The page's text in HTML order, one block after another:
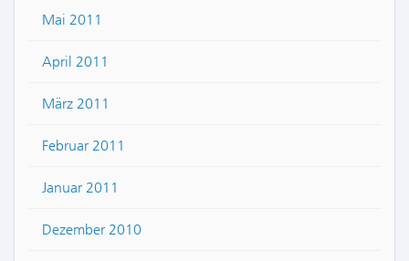
Mai 2011
April 2011
März 2011
Februar 2011
Januar 2011
Dezember 2010